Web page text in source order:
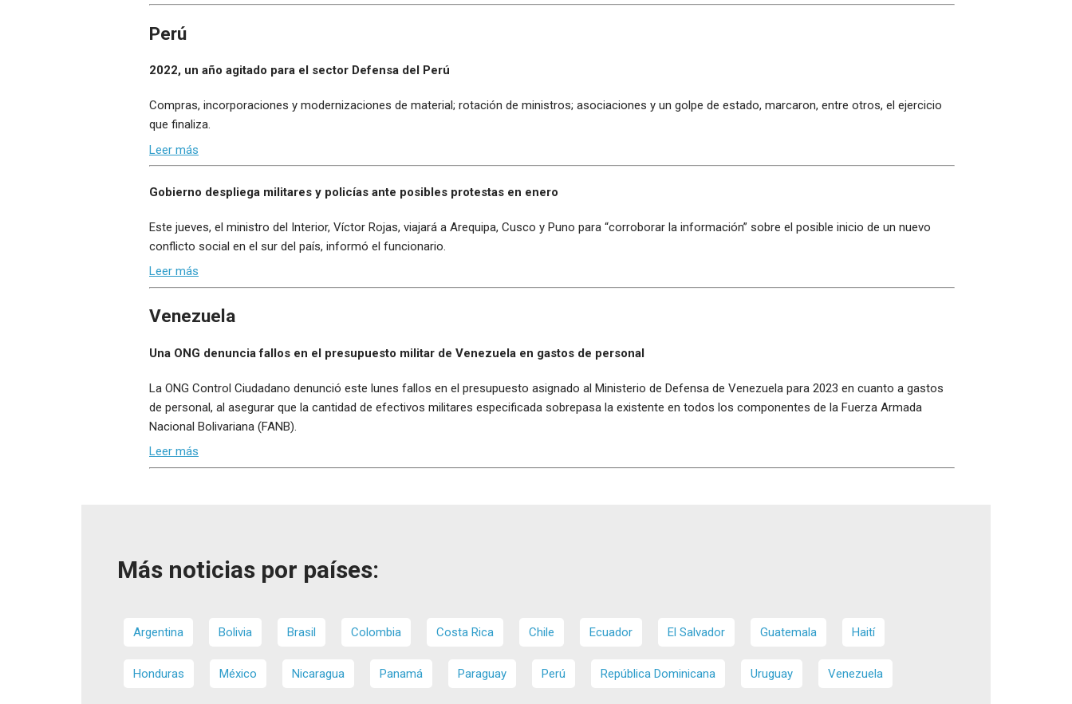
Perú
2022, un año agitado para el sector Defensa del Perú
Compras, incorporaciones y modernizaciones de material; rotación de ministros; asociaciones y un golpe de estado, marcaron, entre otros, el ejercicio
que finaliza.
Leer más
Gobierno despliega militares y policías ante posibles protestas en enero
Este jueves, el ministro del Interior, Víctor Rojas, viajará a Arequipa, Cusco y Puno para “corroborar la información” sobre el posible inicio de un nuevo
conflicto social en el sur del país, informó el funcionario.
Leer más
Venezuela
Una ONG denuncia fallos en el presupuesto militar de Venezuela en gastos de personal
La ONG Control Ciudadano denunció este lunes fallos en el presupuesto asignado al Ministerio de Defensa de Venezuela para 2023 en cuanto a gastos
de personal, al asegurar que la cantidad de efectivos militares especificada sobrepasa la existente en todos los componentes de la Fuerza Armada
Nacional Bolivariana (FANB).
Leer más
Más noticias por países:
Argentina Bolivia Brasil Colombia Costa Rica Chile Ecuador El Salvador Guatemala Haití
Honduras México Nicaragua Panamá Paraguay Perú República Dominicana Uruguay Venezuela